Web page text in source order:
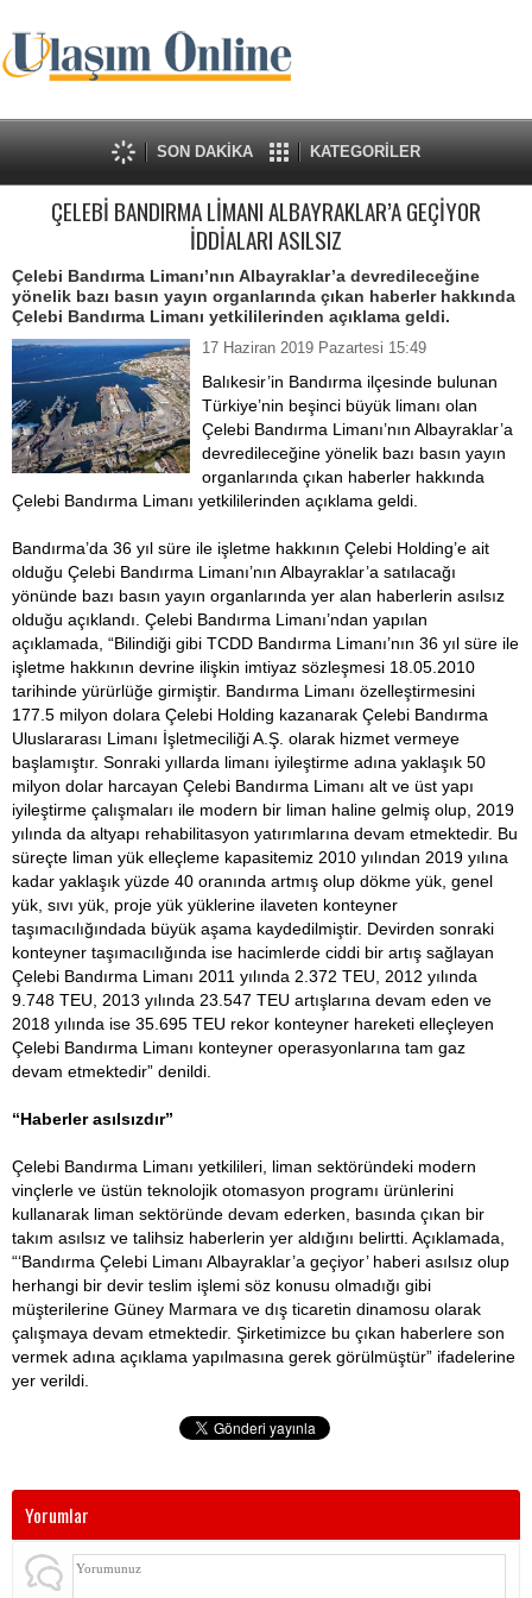
SON DAKİKA KATEGORİLER
ÇELEBİ BANDIRMA LİMANI ALBAYRAKLAR’A GEÇİYOR
İDDİALARI ASILSIZ
Çelebi Bandırma Limanı’nın Albayraklar’a devredileceğine
yönelik bazı basın yayın organlarında çıkan haberler hakkında
Çelebi Bandırma Limanı yetkililerinden açıklama geldi.
17 Haziran 2019 Pazartesi 15:49
Balıkesir’in Bandırma ilçesinde bulunan
Türkiye’nin beşinci büyük limanı olan
Çelebi Bandırma Limanı’nın Albayraklar’a
devredileceğine yönelik bazı basın yayın
organlarında çıkan haberler hakkında
Çelebi Bandırma Limanı yetkililerinden açıklama geldi.
Bandırma’da 36 yıl süre ile işletme hakkının Çelebi Holding’e ait
olduğu Çelebi Bandırma Limanı’nın Albayraklar’a satılacağı
yönünde bazı basın yayın organlarında yer alan haberlerin asılsız
olduğu açıklandı. Çelebi Bandırma Limanı’ndan yapılan
açıklamada, “Bilindiği gibi TCDD Bandırma Limanı’nın 36 yıl süre ile
işletme hakkının devrine ilişkin imtiyaz sözleşmesi 18.05.2010
tarihinde yürürlüğe girmiştir. Bandırma Limanı özelleştirmesini
177.5 milyon dolara Çelebi Holding kazanarak Çelebi Bandırma
Uluslararası Limanı İşletmeciliği A.Ş. olarak hizmet vermeye
başlamıştır. Sonraki yıllarda limanı iyileştirme adına yaklaşık 50
milyon dolar harcayan Çelebi Bandırma Limanı alt ve üst yapı
iyileştirme çalışmaları ile modern bir liman haline gelmiş olup, 2019
yılında da altyapı rehabilitasyon yatırımlarına devam etmektedir. Bu
süreçte liman yük elleçleme kapasitemiz 2010 yılından 2019 yılına
kadar yaklaşık yüzde 40 oranında artmış olup dökme yük, genel
yük, sıvı yük, proje yük yüklerine ilaveten konteyner
taşımacılığındada büyük aşama kaydedilmiştir. Devirden sonraki
konteyner taşımacılığında ise hacimlerde ciddi bir artış sağlayan
Çelebi Bandırma Limanı 2011 yılında 2.372 TEU, 2012 yılında
9.748 TEU, 2013 yılında 23.547 TEU artışlarına devam eden ve
2018 yılında ise 35.695 TEU rekor konteyner hareketi elleçleyen
Çelebi Bandırma Limanı konteyner operasyonlarına tam gaz
devam etmektedir” denildi.
“Haberler asılsızdır”
Çelebi Bandırma Limanı yetkilileri, liman sektöründeki modern
vinçlerle ve üstün teknolojik otomasyon programı ürünlerini
kullanarak liman sektöründe devam ederken, basında çıkan bir
takım asılsız ve talihsiz haberlerin yer aldığını belirtti. Açıklamada,
“‘Bandırma Çelebi Limanı Albayraklar’a geçiyor’ haberi asılsız olup
herhangi bir devir teslim işlemi söz konusu olmadığı gibi
müşterilerine Güney Marmara ve dış ticaretin dinamosu olarak
çalışmaya devam etmektedir. Şirketimizce bu çıkan haberlere son
vermek adına açıklama yapılmasına gerek görülmüştür” ifadelerine
yer verildi.
Yorumlar